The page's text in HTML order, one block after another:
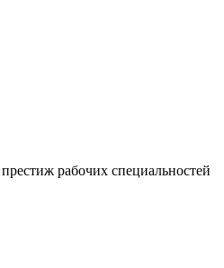
рабочих специальностей